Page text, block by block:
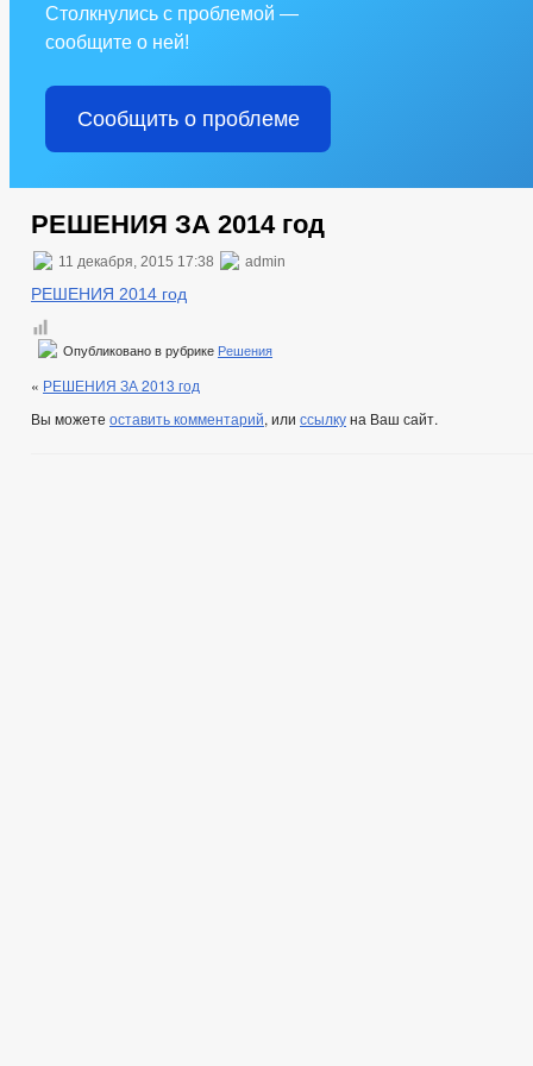
Столкнулись с проблемой —
сообщите о ней!
Сообщить о проблеме
РЕШЕНИЯ ЗА 2014 год
11 декабря, 2015 17:38 admin
РЕШЕНИЯ 2014 год
Опубликовано в рубрике Решения
« РЕШЕНИЯ ЗА 2013 год
Вы можете оставить комментарий, или ссылкуна Ваш сайт.